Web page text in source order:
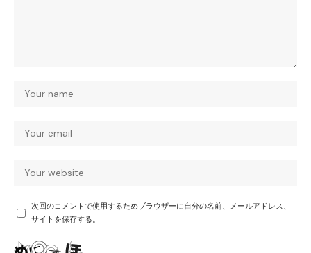
次回のコメントで使用するためブラウザーに自分の名前、メールアドレス、
サイトを保存する。